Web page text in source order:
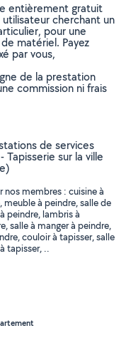
entièrement gratuit
cherchant un
pour une
matériel. Payez
par vous,
de la prestation
commission ni frais
de services
sur la ville
nos membres : cuisine à
meuble à peindre, salle de
peindre, lambris à
salle à manger à peindre,
couloir à tapisser, salle
tapisser, ..